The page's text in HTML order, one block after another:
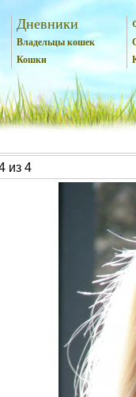
Дневники
Владельцы кошек
Кошки
из 4